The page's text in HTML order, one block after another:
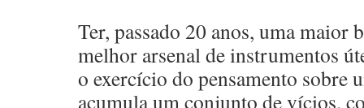
Ter, passado 20 anos, uma maior
melhor arsenal de instrumentos
o exercício do pensamento sobre
acumula um conjunto de vícios,